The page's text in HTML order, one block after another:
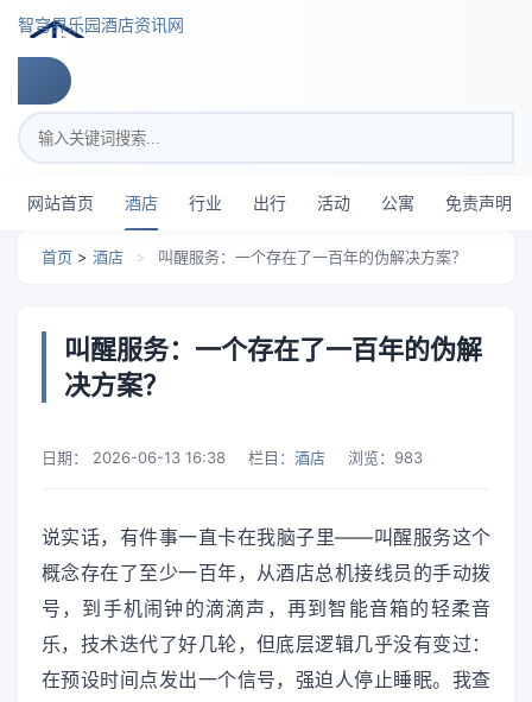
智穹界乐园酒店资讯网
搜索关键词
网站首页 酒店 行业 出行 活动 公寓 免责声明
首页 > 酒店 > 叫醒服务：一个存在了一百年的伪解决方案？
叫醒服务：一个存在了一百年的伪解
决方案？
日期： 2026-06-13 16:38 栏目： 酒店 浏览： 983
说实话，有件事一直卡在我脑子里——叫醒服务这个
概念存在了至少一百年，从酒店总机接线员的手动拨
号，到手机闹钟的滴滴声，再到智能音箱的轻柔音
乐，技术迭代了好几轮，但底层逻辑几乎没有变过：
在预设时间点发出一个信号，强迫人停止睡眠。我查